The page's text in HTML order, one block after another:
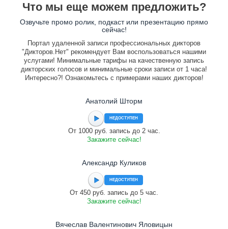
Что мы еще можем предложить?
Озвучьте промо ролик, подкаст или презентацию прямо
сейчас!
Портал удаленной записи профессиональных дикторов
"Дикторов.Нет" рекомендует Вам воспользоваться нашими
услугами! Минимальные тарифы на качественную запись
дикторских голосов и минимальные сроки записи от 1 часа!
Интересно?! Ознакомьтесь с примерами наших дикторов!
Анатолий Шторм
НЕДОСТУПЕН
От 1000 руб. запись до 2 час.
Закажите сейчас!
Александр Куликов
НЕДОСТУПЕН
От 450 руб. запись до 5 час.
Закажите сейчас!
Вячеслав Валентинович Яловицын